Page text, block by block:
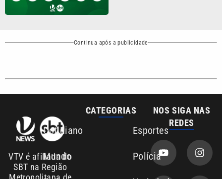
Continua após a publicidade
VTV é afiliada do
SBT na Região
Metropolitana de
Campinas e
Baixada Santista.
Esportes
Mundo Polícia
Política Variedades